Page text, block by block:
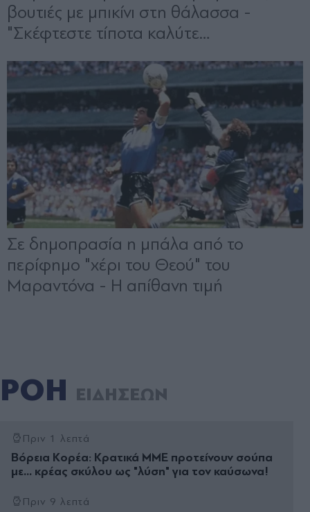
ΡΟΗ ΕΙΔΗΣΕΩΝ
Πριν 1 λεπτά
Βόρεια Κορέα: Κρατικά ΜΜΕ προτείνουν σούπα
με... κρέας σκύλου ως "λύση" για τον καύσωνα!
Πριν 9 λεπτά